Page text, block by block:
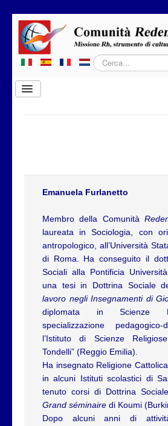
Cerca...
Cambia
Privacy
Donazione
Emanuela Furlanetto
Membro della Comunità
laureata in Sociologia, con
antropologico, all’Università
di Roma. Ha conseguito il
Sociali alla Pontificia
una tesi in Dottrina Sociale
lavoro negli Insegnamenti di
diplomata in Scienze
specializzazione
l’Istituto di Scienze
Tondelli” (Reggio Emilia).
Ha insegnato Religione
in alcuni Istituti scolastici di
tenuto corsi di Dottrina
Grand séminaire di Koumi
Dopo alcuni anni di